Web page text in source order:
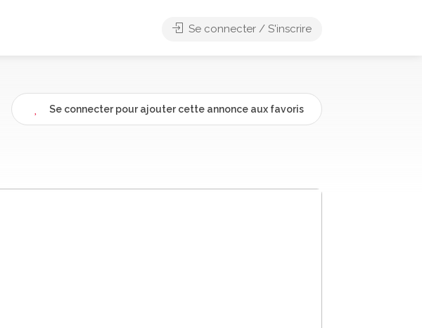
Se connecter / S'inscrire
Se connecter pour ajouter cette annonce aux favoris